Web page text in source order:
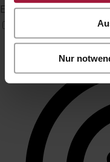
Nur
Entfernt Blitze und